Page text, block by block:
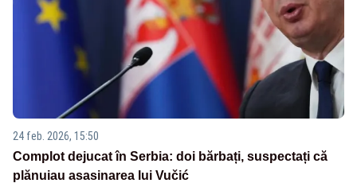
24 feb. 2026, 15:50
Complot dejucat în Serbia: doi bărbați, suspectați că
plănuiau asasinarea lui Vučić